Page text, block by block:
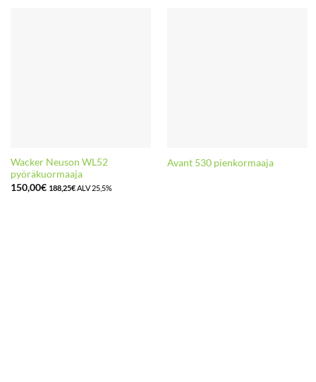
Wacker Neuson WL52
pyöräkuormaaja
150,00€ 188,25€ALV 25,5%
Avant 530 pienkormaaja